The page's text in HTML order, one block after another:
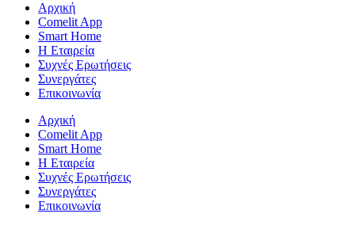
Αρχική
Comelit App
Smart Home
Η Εταιρεία
Συχνές Ερωτήσεις
Συνεργάτες
Επικοινωνία
Αρχική
Comelit App
Smart Home
Η Εταιρεία
Συχνές Ερωτήσεις
Συνεργάτες
Επικοινωνία